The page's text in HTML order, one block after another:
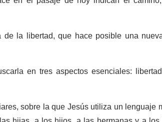
la libertad, que hace posible una
en tres aspectos esenciales:
sobre la que Jesús utiliza un lenguaje